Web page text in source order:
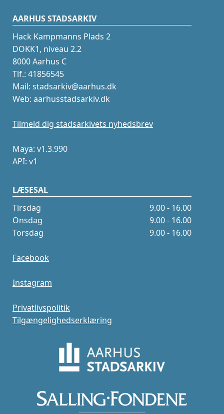
AARHUS STADSARKIV
Hack Kampmanns Plads 2
DOKK1, niveau 2.2
8000 Aarhus C
Tlf.: 41856545
Mail: stadsarkiv@aarhus.dk
Web: aarhusstadsarkiv.dk
Tilmeld dig stadsarkivets nyhedsbrev
Maya: v1.3.990
API: v1
LÆSESAL
Tirsdag
9.00 - 16.00
Onsdag
9.00 - 16.00
Torsdag
9.00 - 16.00
Facebook
Instagram
Privatlivspolitik
Tilgængelighedserklæring